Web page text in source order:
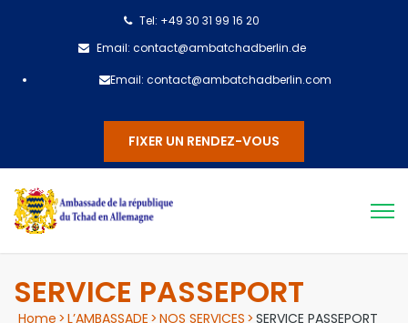
Tel: +49 30 31 99 16 20
Email: contact@ambatchadberlin.de
Email: contact@ambatchadberlin.com
FIXER UN RENDEZ-VOUS
SERVICE PASSEPORT
Home >L’AMBASSADE >NOS SERVICES >SERVICE PASSEPORT